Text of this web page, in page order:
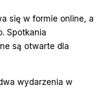
się w formie online, a
Spotkania
są otwarte dla
wydarzenia w